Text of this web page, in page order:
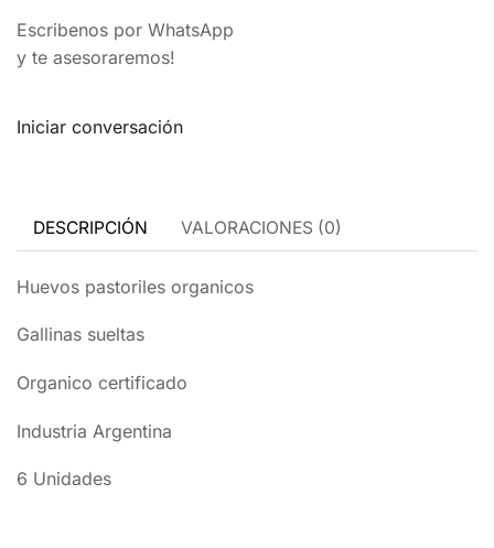
Escribenos por WhatsApp
y te asesoraremos!
Iniciar conversación
DESCRIPCIÓN VALORACIONES (0)
Huevos pastoriles organicos
Gallinas sueltas
Organico certificado
Industria Argentina
6 Unidades